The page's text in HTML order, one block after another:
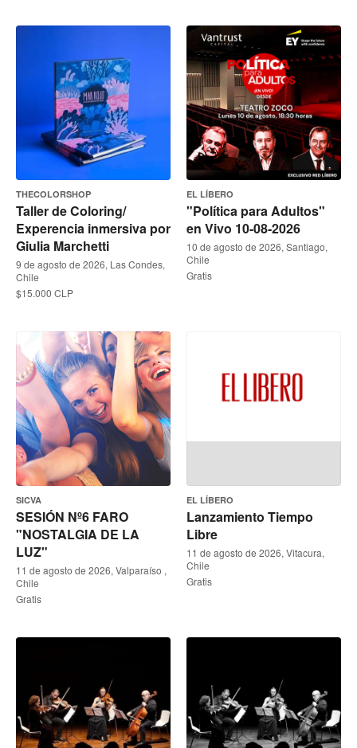
THECOLORSHOP
Taller de Coloring/
Experencia inmersiva por
Giulia Marchetti
9 de agosto de 2026, Las Condes,
Chile
$15.000 CLP
EL LÍBERO
"Política para Adultos"
en Vivo 10-08-2026
10 de agosto de 2026, Santiago,
Chile
Gratis
SICVA
SESIÓN Nº6 FARO
"NOSTALGIA DE LA
LUZ"
11 de agosto de 2026, Valparaíso ,
Chile
Gratis
EL LÍBERO
Lanzamiento Tiempo
Libre
11 de agosto de 2026, Vitacura,
Chile
Gratis